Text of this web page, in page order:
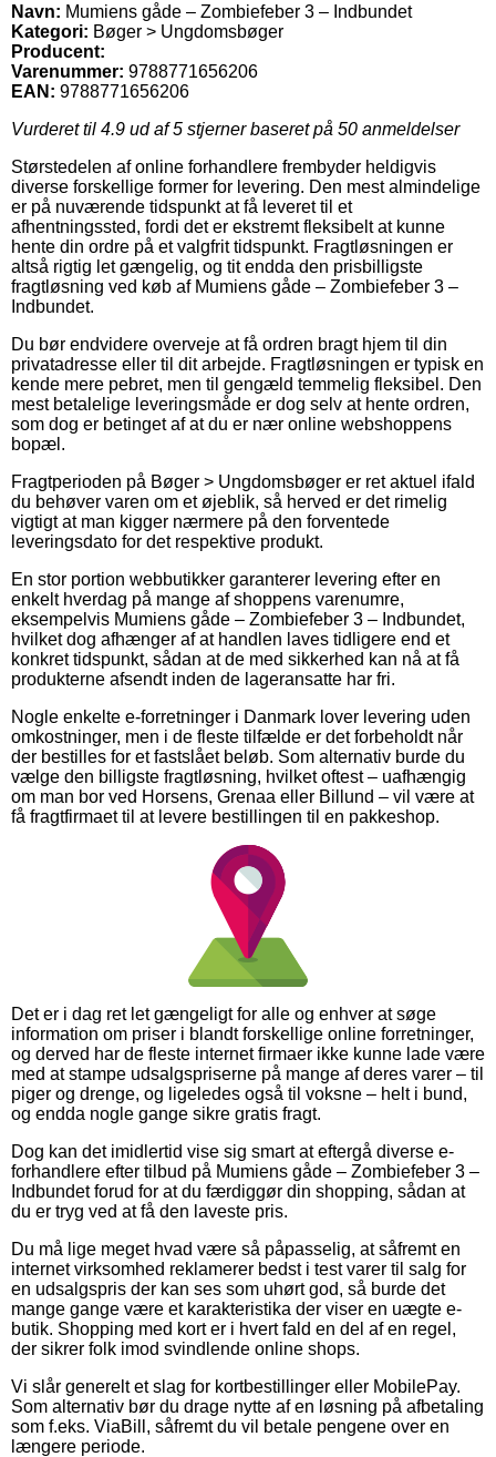
Navn: Mumiens gåde – Zombiefeber 3 – Indbundet
Kategori: Bøger > Ungdomsbøger
Producent:
Varenummer: 9788771656206
EAN: 9788771656206
Vurderet til 4.9 ud af 5 stjerner baseret på 50 anmeldelser
Størstedelen af online forhandlere frembyder heldigvis
diverse forskellige former for levering. Den mest almindelige
er på nuværende tidspunkt at få leveret til et
afhentningssted, fordi det er ekstremt fleksibelt at kunne
hente din ordre på et valgfrit tidspunkt. Fragtløsningen er
altså rigtig let gængelig, og tit endda den prisbilligste
fragtløsning ved køb af Mumiens gåde – Zombiefeber 3 –
Indbundet.
Du bør endvidere overveje at få ordren bragt hjem til din
privatadresse eller til dit arbejde. Fragtløsningen er typisk en
kende mere pebret, men til gengæld temmelig fleksibel. Den
mest betalelige leveringsmåde er dog selv at hente ordren,
som dog er betinget af at du er nær online webshoppens
bopæl.
Fragtperioden på Bøger > Ungdomsbøger er ret aktuel ifald
du behøver varen om et øjeblik, så herved er det rimelig
vigtigt at man kigger nærmere på den forventede
leveringsdato for det respektive produkt.
En stor portion webbutikker garanterer levering efter en
enkelt hverdag på mange af shoppens varenumre,
eksempelvis Mumiens gåde – Zombiefeber 3 – Indbundet,
hvilket dog afhænger af at handlen laves tidligere end et
konkret tidspunkt, sådan at de med sikkerhed kan nå at få
produkterne afsendt inden de lageransatte har fri.
Nogle enkelte e-forretninger i Danmark lover levering uden
omkostninger, men i de fleste tilfælde er det forbeholdt når
der bestilles for et fastslået beløb. Som alternativ burde du
vælge den billigste fragtløsning, hvilket oftest – uafhængig
om man bor ved Horsens, Grenaa eller Billund – vil være at
få fragtfirmaet til at levere bestillingen til en pakkeshop.
Det er i dag ret let gængeligt for alle og enhver at søge
information om priser i blandt forskellige online forretninger,
og derved har de fleste internet firmaer ikke kunne lade være
med at stampe udsalgspriserne på mange af deres varer – til
piger og drenge, og ligeledes også til voksne – helt i bund,
og endda nogle gange sikre gratis fragt.
Dog kan det imidlertid vise sig smart at eftergå diverse e-
forhandlere efter tilbud på Mumiens gåde – Zombiefeber 3 –
Indbundet forud for at du færdiggør din shopping, sådan at
du er tryg ved at få den laveste pris.
Du må lige meget hvad være så påpasselig, at såfremt en
internet virksomhed reklamerer bedst i test varer til salg for
en udsalgspris der kan ses som uhørt god, så burde det
mange gange være et karakteristika der viser en uægte e-
butik. Shopping med kort er i hvert fald en del af en regel,
der sikrer folk imod svindlende online shops.
Vi slår generelt et slag for kortbestillinger eller MobilePay.
Som alternativ bør du drage nytte af en løsning på afbetaling
som f.eks. ViaBill, såfremt du vil betale pengene over en
længere periode.